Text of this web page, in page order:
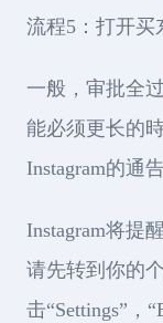
流程5：打开买
一般，审批全
能必须更长的
Instagram的通告
Instagram将提
请先转到你的
击“Settings”，